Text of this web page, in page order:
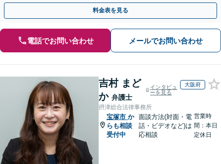
使双方に対応】【Web面談OK】
料金表を見る
電話でお問い合わせ メールでお問い合わせ
吉村 まど
か 弁護士
インタビュ
ーを見る
大阪府
摂津総合法律事務所
宝塚市 か
らも相談
受付中
面談方法(対面・電
話・ビデオなど)は
応相談
営業時
間：本日
定休日